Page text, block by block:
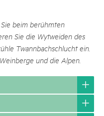
beim berühmten
Sie die Wytweiden des
Twannbachschlucht ein.
und die Alpen.